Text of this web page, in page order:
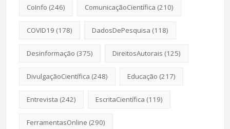
CoInfo (246) ComunicaçãoCientífica (210)
COVID19 (178) DadosDePesquisa (118)
Desinformação (375) DireitosAutorais (125)
DivulgaçãoCientífica (248) Educação (217)
Entrevista (242) EscritaCientífica (119)
FerramentasOnline (290)